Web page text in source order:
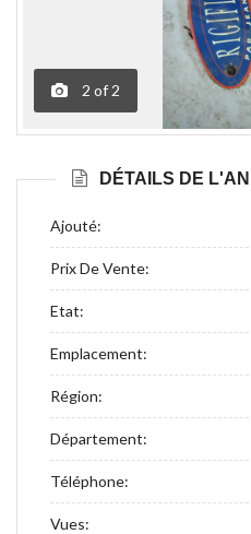
2 of 2
DÉTAILS DE
Ajouté:
Prix De Vente:
Etat:
Emplacement:
Région:
Département:
Téléphone:
Vues: